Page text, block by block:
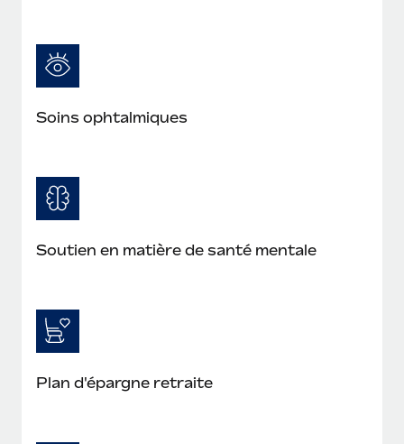
Soins ophtalmiques
Soutien en matière de santé mentale
Plan d'épargne retraite